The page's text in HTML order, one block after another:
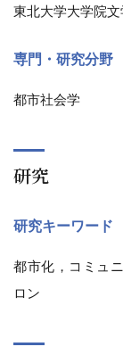
東北大学大学院文
専門・研究分野
都市社会学
研究
研究キーワード
都市化，コミュ
ロン